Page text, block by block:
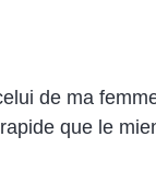
de ma
que le